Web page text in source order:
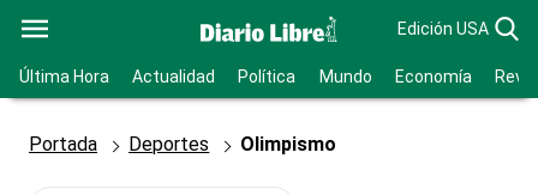
Edición USA
Última Hora Actualidad Política Mundo Economía
Portada Deportes Olimpismo